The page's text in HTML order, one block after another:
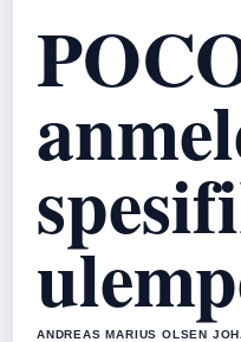
ANDREAS MARIUS OLSEN